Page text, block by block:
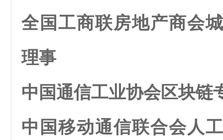
全国工商联房地产商会
理事
中国通信工业协会区块链
中国移动通信联合会人